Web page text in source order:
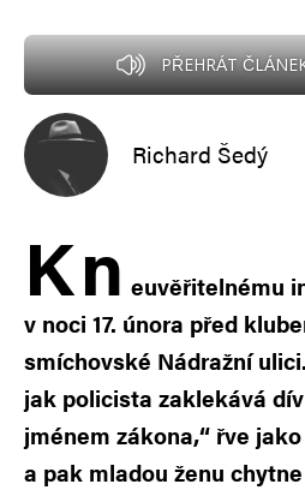
PŘEHRÁT
Richard Šedý
Kn euvěřitelnému
v noci 17. února před
smíchovské Nádražní
jak policista zaklekává
jménem zákona,“ řve
a pak mladou ženu